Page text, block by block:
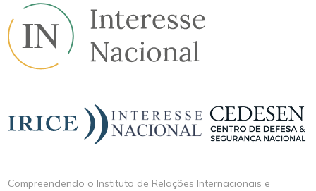
Compreendendo o Instituto de Relações Internacionais e